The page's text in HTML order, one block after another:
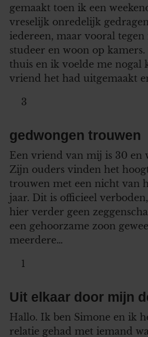
gemaakt toen ik een
vreselijk onredelijk
iedereen, maar vooral
studeer en woon op kamers.
thuis en ik voelde me nogal
vriend het had uitgemaakt
3
gedwongen trouwen
Een vriend van mij is 30 en
Zijn ouders vinden het
trouwen met een nicht van
jaar. Dit is officieel
hier verder geen
een gehoorzame zoon
meerdere…
1
Uit elkaar door mijn
Hallo. Ik ben Simone en ik
relatie gehad met iemand